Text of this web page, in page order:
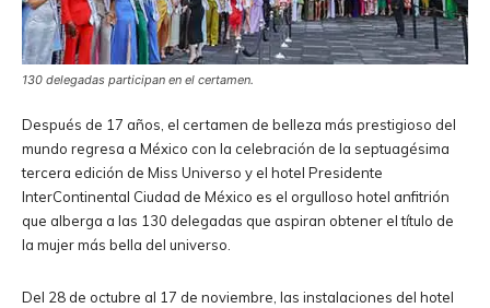
130 delegadas participan en el certamen.
Después de 17 años, el certamen de belleza más prestigioso del
mundo regresa a México con la celebración de la septuagésima
tercera edición de Miss Universo y el hotel Presidente
InterContinental Ciudad de México es el orgulloso hotel anfitrión
que alberga a las 130 delegadas que aspiran obtener el título de
la mujer más bella del universo.
Del 28 de octubre al 17 de noviembre, las instalaciones del hotel